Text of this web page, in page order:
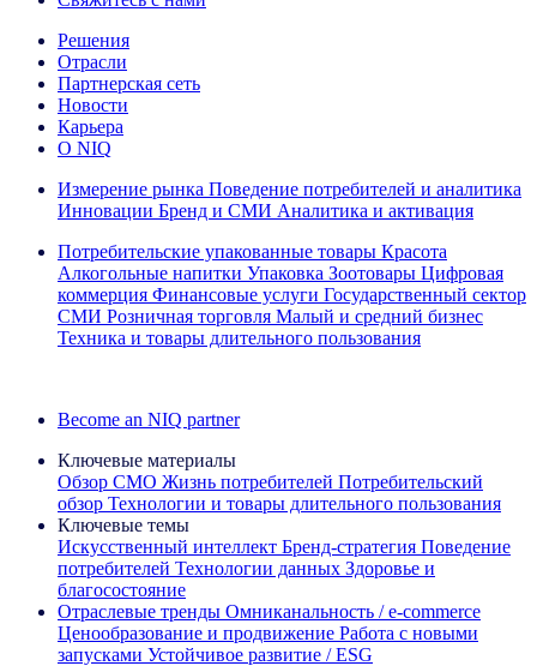
Решения
Отрасли
Партнерская сеть
Новости
Карьера
О NIQ
Измерение рынка Поведение потребителей и аналитика
Инновации Бренд и СМИ Аналитика и активация
Потребительские упакованные товары Красота
Алкогольные напитки Упаковка Зоотовары Цифровая
коммерция Финансовые услуги Государственный сектор
СМИ Розничная торговля Малый и средний бизнес
Техника и товары длительного пользования
Become an NIQ partner
Ключевые материалы
Обзор CMO Жизнь потребителей Потребительский
обзор Технологии и товары длительного пользования
Ключевые темы
Искусственный интеллект Бренд‑стратегия Поведение
потребителей Технологии данных Здоровье и
благосостояние
Отраслевые тренды Омниканальность / e‑commerce
Ценообразование и продвижение Работа с новыми
запусками Устойчивое развитие / ESG